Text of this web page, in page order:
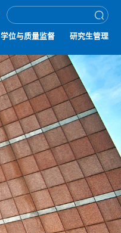
学位与质量监督 研究生管理